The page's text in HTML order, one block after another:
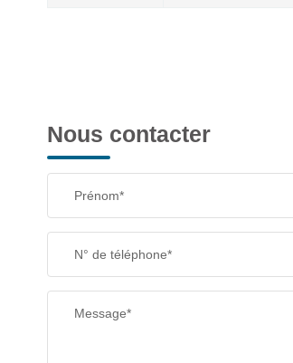
Nous contacter
Prénom*
N° de téléphone*
Message*